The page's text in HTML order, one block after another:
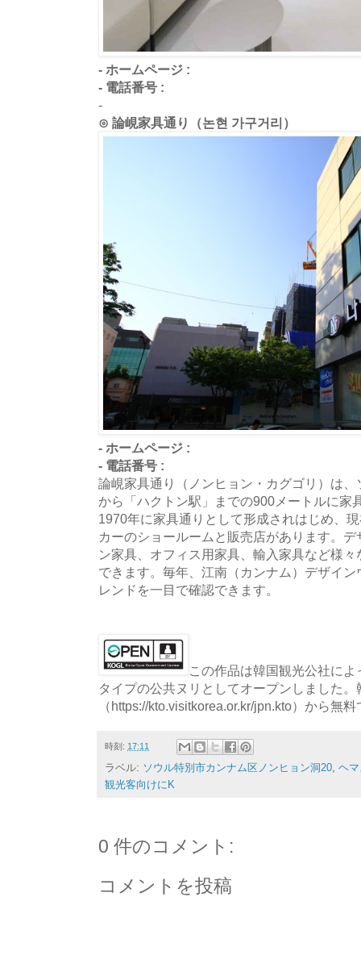
- ホームページ :
- 電話番号 :
-
⊙ 論峴家具通り（논현 가구거리）
- ホームページ :
- 電話番号 :
論峴家具通り（ノンヒョン・カグゴリ）は
から「ハクトン駅」までの900メートルに家
1970年に家具通りとして形成されはじめ、
カーのショールームと販売店があります。
ン家具、オフィス用家具、輸入家具など様
できます。毎年、江南（カンナム）デザイ
レンドを一目で確認できます。
この作品は韓国観光公社に
タイプの公共ヌリとしてオープンしました。
（https://kto.visitkorea.or.kr/jpn.kto）から無
時刻: 17:11
ラベル: ソウル特別市カンナム区ノンヒョン洞20, ヘ
観光客向けにK
0 件のコメント:
コメントを投稿